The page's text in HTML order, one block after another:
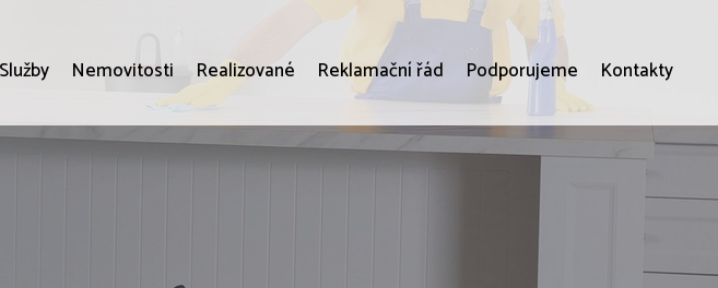
Služby Nemovitosti Realizované Reklamační řád Podporujeme Kontakty